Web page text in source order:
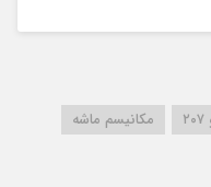
مکانیسم ماشه